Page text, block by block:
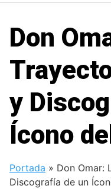
Don
y
Ícono
Portada » Don Omar:
Discografía de un